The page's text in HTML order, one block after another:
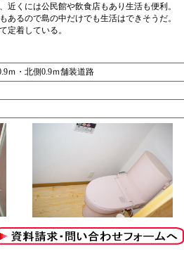
くには公民館や飲食店もあり生活も便利。
るので島の中だけでも生活はできそうだ。
定着している。
ｍ・北側0.9ｍ舗装道路